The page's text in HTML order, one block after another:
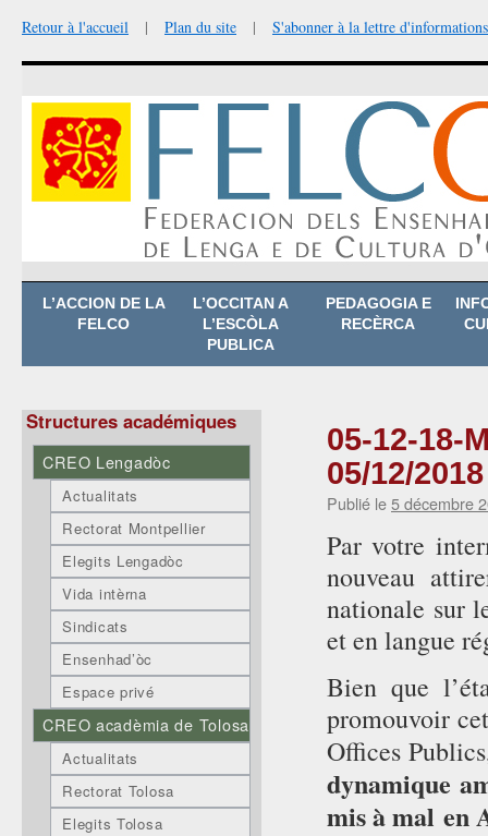
Retour à l'accueil | Plan du site | S'abonner à la lettre d'informations
AllerL’ACCION DE LA
FELCO
L’OCCITAN A
L’ESCÒLA
PUBLICA
PEDAGOGIA E
RECÈRCA
05-12-18-
05/12/
Publié le5 décembre
Par votre
nouveau
nationale sur
et en langue
Bien que
promouvoir
Offices
dynamique
mis à mal en
Structures académiques
CREO Lengadòc
Actualitats
Rectorat Montpellier
Elegits Lengadòc
Vida intèrna
Sindicats
Ensenhad’òc
Espace privé
CREO acadèmia de Tolosa
Actualitats
Rectorat Tolosa
Elegits Tolosa